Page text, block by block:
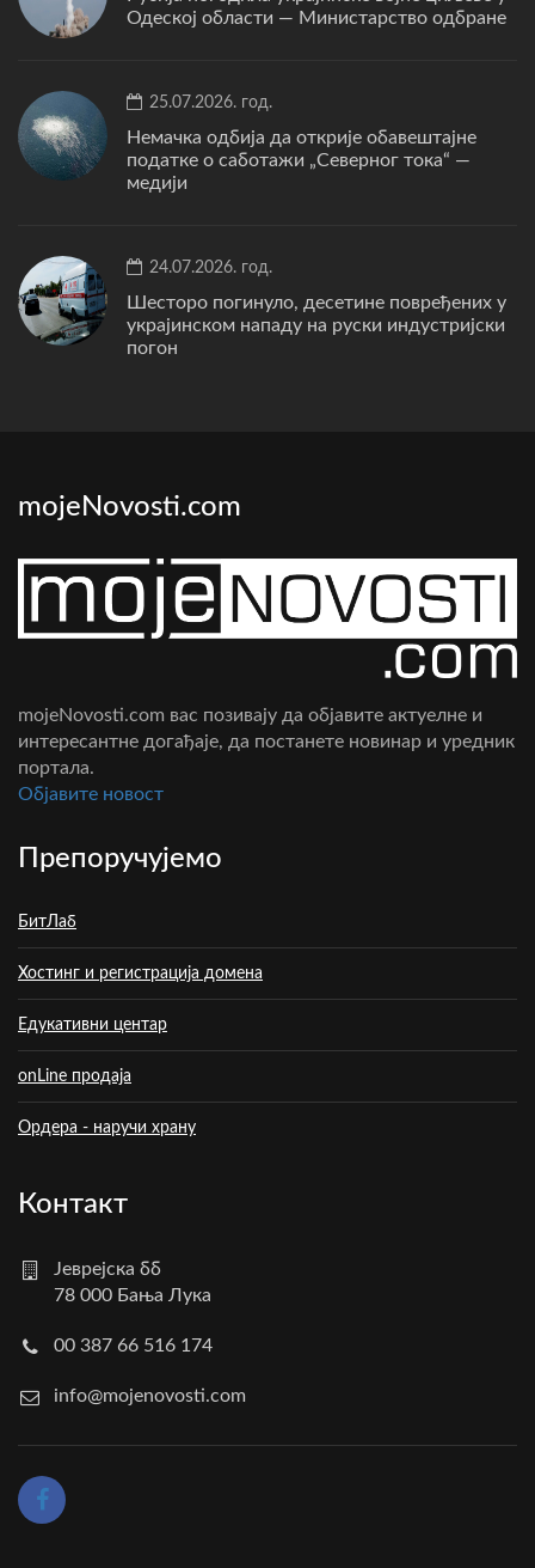
Одеској области — Министарство одбране
25.07.2026. год.
Немачка одбија да открије обавештајне
податке о саботажи „Северног тока“ —
медији
24.07.2026. год.
Шесторо погинуло, десетине повређених у
украјинском нападу на руски индустријски
погон
mojeNovosti.com
mojeNovosti.com вас позивају да објавите актуелне и
интересантне догађаје, да постанете новинар и уредник
портала.
Oбјавите новост
Препоручујемо
БитЛаб
Хостинг и регистрација домена
Едукативни центар
onLine продаја
Ордера - наручи храну
Контакт
Јеврејска бб
78 000 Бања Лука
00 387 66 516 174
info@mojenovosti.com